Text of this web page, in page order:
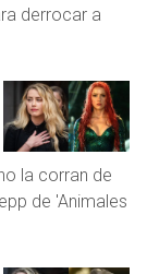
derrocar a
la corran de
de 'Animales